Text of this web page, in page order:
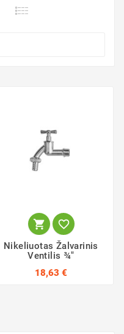
 
Nikeliuotas Žalvarinis
Ventilis ¾"
18,63 €